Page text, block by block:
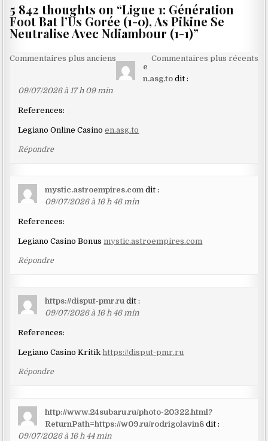
5 842 thoughts on “Ligue 1: Génération
Foot Bat l’Us Gorée (1-0), As Pikine Se
Neutralise Avec Ndiambour (1-1)”
Navigation
les
commentaires
Commentaires plus anciens
Commentaires plus récents
e
n.asg.to dit :
09/07/2026 à 17 h 09 min
References:
Legiano Online Casinoen.asg.to
Répondre
mystic.astroempires.com dit :
09/07/2026 à 16 h 46 min
References:
Legiano Casino Bonus mystic.astroempires.com
Répondre
https://disput-pmr.ru dit :
09/07/2026 à 16 h 46 min
References:
Legiano Casino Kritik https://disput-pmr.ru
Répondre
http://www.24subaru.ru/photo-20322.html?
ReturnPath=https://w09.ru/rodrigolavin8 dit :
09/07/2026 à 16 h 44 min